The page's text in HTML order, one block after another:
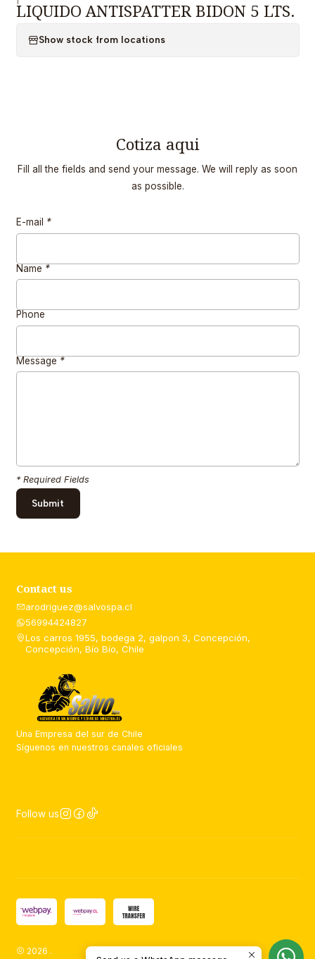
LIQUIDO ANTISPATTER BIDON 5 LTS.
Show stock from locations
Cotiza aqui
Fill all the fields and send your message. We will reply as soon
as possible.
E-mail *
Name *
Phone
Message *
* Required Fields
Contact us
arodriguez@salvospa.cl
56994424827
Los carros 1955, bodega 2, galpon 3, Concepción,
Concepción, Bío Bío, Chile
Una Empresa del sur de Chile
Síguenos en nuestros canales oficiales
Follow us
2026 .